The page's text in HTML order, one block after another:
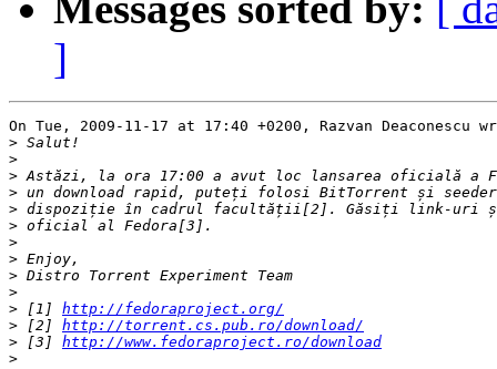
]
On Tue, 2009-11-17 at 17:40 +0200, Razvan Deaconescu
>
>
>
>
>
>
>
>
>
>
> [1] http://fedoraproject.org/
> [2] http://torrent.cs.pub.ro/download/
> [3] http://www.fedoraproject.ro/download
>